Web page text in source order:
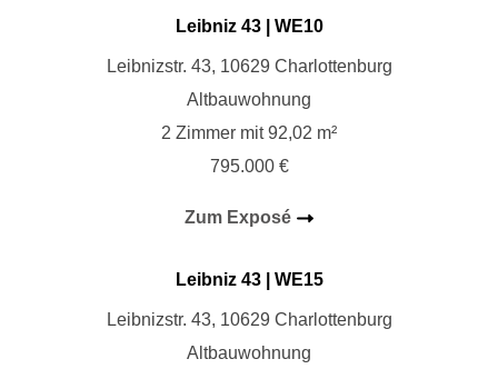
Leibniz 43 | WE10
Leibnizstr. 43, 10629 Charlottenburg
Altbauwohnung
2 Zimmer mit 92,02 m²
795.000 €
Zum Exposé
Leibniz 43 | WE15
Leibnizstr. 43, 10629 Charlottenburg
Altbauwohnung